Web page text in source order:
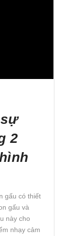
2
gấu có thiết
gấu và
này cho
nhạy cảm